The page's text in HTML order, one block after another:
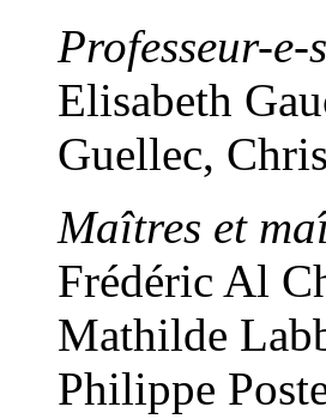
Professeur-e-s
Elisabeth
Guellec,
Maîtres et
Frédéric Al
Mathilde
Philippe